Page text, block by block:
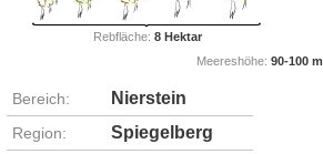
Rebfläche: 8 Hektar
Meereshöhe:90-100 m
Bereich: Nierstein
Region: Spiegelberg